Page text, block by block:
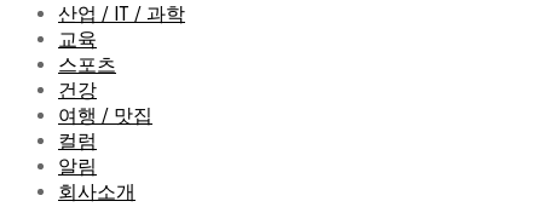
산업 / IT / 과학
교육
스포츠
건강
여행 / 맛집
컬럼
알림
회사소개